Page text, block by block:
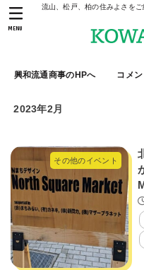
流山、松戸、柏の住みよさをご
興和流通商事のHPへ コメ
MENU
2023年2月
その他のイベント